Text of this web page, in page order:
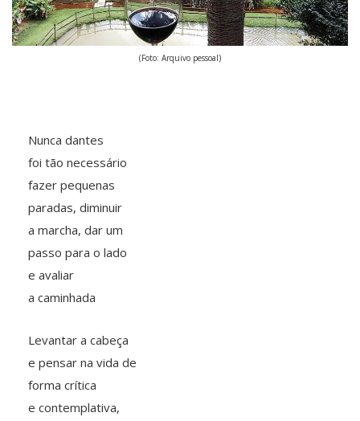
(Foto: Arquivo pessoal)
Nunca dantes
foi tão necessário
fazer pequenas
paradas, diminuir
a marcha, dar um
passo para o lado
e avaliar
a caminhada
Levantar a cabeça
e pensar na vida de
forma crítica
e contemplativa,